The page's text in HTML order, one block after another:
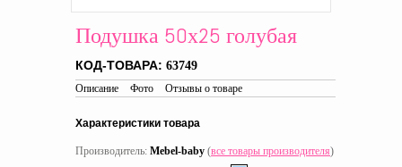
Подушка 50х25 голубая
КОД-ТОВАРА: 63749
Описание Фото Отзывы о товаре
Характеристики товара
Производитель: Mebel-baby (все товары производителя)